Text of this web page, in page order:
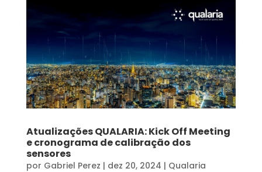
Atualizações QUALARIA: Kick Off Meeting
e cronograma de calibração dos
sensores
por Gabriel Perez | dez 20, 2024 | Qualaria